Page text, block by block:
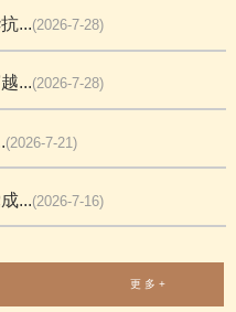
...(2026-7-28)
...(2026-7-28)
(2026-7-21)
...(2026-7-16)
更 多 +